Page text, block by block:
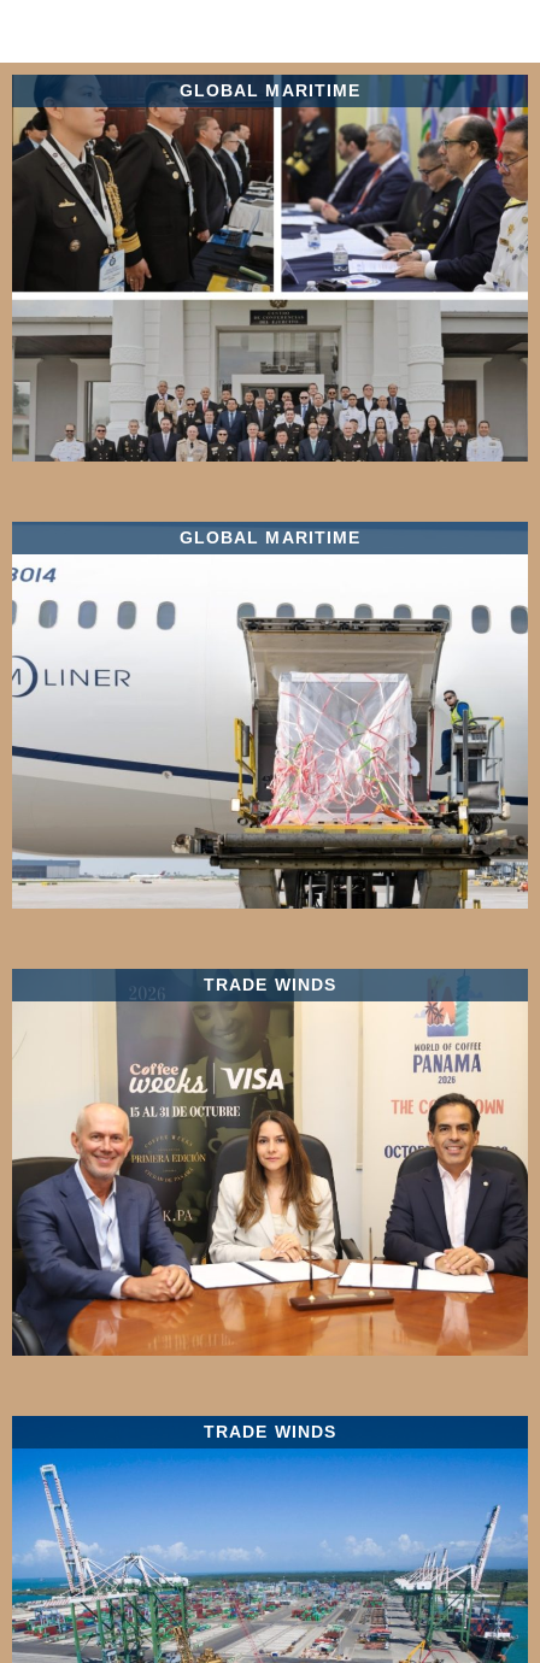
GLOBAL MARITIME
GLOBAL MARITIME
TRADE WINDS
TRADE WINDS